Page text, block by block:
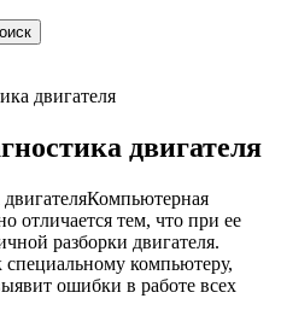
двигателя
двигателя
Компьютерная
отличается тем, что при ее
разборки двигателя.
компьютеру,
ошибки в работе всех